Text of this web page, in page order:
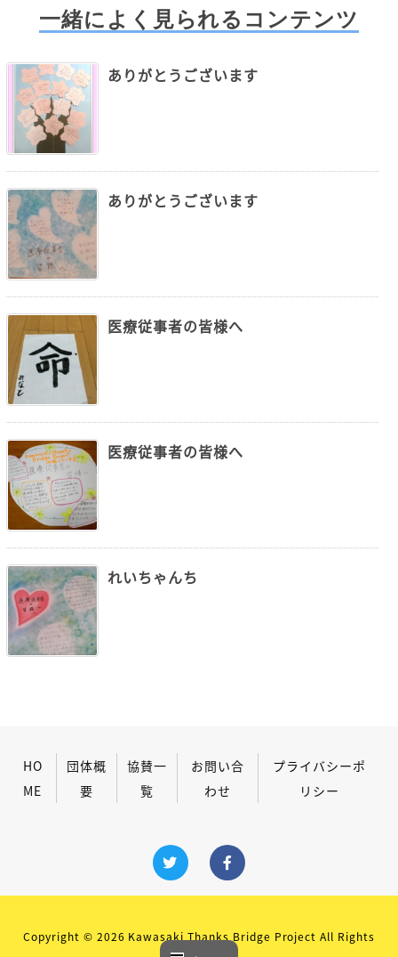
一緒によく見られるコンテンツ
ありがとうございます
ありがとうございます
医療従事者の皆様へ
医療従事者の皆様へ
れいちゃんち
HO
ME
団体概
要
協賛一
覧
お問い合
わせ
プライバシーポ
リシー
Copyright © 2026 Kawasaki Thanks Bridge Project All Rights